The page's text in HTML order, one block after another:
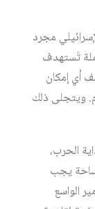
مجرد
تَستهدف
أي إمكان
ويتجلى ذلك
الحرب،
ساحة يجب
الواسع